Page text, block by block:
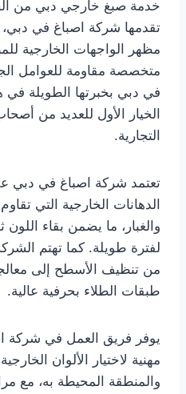
خدمة صبغ خارجي دبي من
تقدمها شركة اصباغ في
مظهر الواجهات الخارجية
متخصصة مقاومة للعوامل
في دبي بخبرتها الطويلة في
الخيار الأول للعديد من
التجارية.
تعتمد شركة اصباغ في دبي
الدهانات الخارجية التي
والغبار، ما يضمن بقاء اللون
لفترة طويلة. كما تهتم
من تنظيف الأسطح إلى
طبقات الطلاء بحرفية عالية.
يوفر فريق العمل في شركة
مهنية لاختيار الألوان
والمنطقة المحيطة به، مع